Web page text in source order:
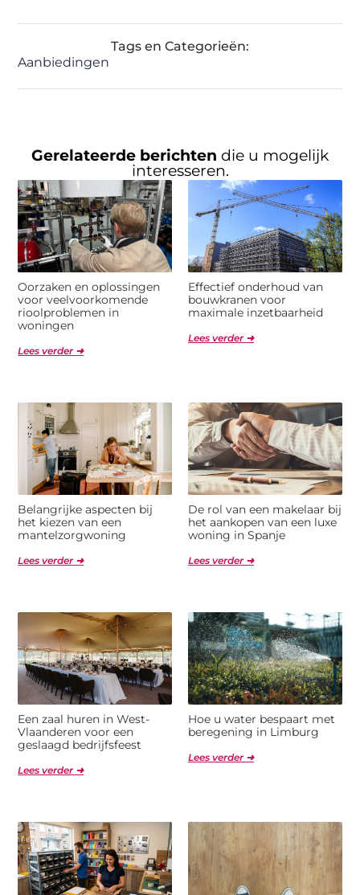
Tags en Categorieën:
Aanbiedingen
Gerelateerde berichten die u mogelijk
interesseren.
Oorzaken en oplossingen
voor veelvoorkomende
rioolproblemen in
woningen
Lees verder ➜
Effectief onderhoud van
bouwkranen voor
maximale inzetbaarheid
Lees verder ➜
Belangrijke aspecten bij
het kiezen van een
mantelzorgwoning
Lees verder ➜
De rol van een makelaar bij
het aankopen van een luxe
woning in Spanje
Lees verder ➜
Een zaal huren in West-
Vlaanderen voor een
geslaagd bedrijfsfeest
Lees verder ➜
Hoe u water bespaart met
beregening in Limburg
Lees verder ➜